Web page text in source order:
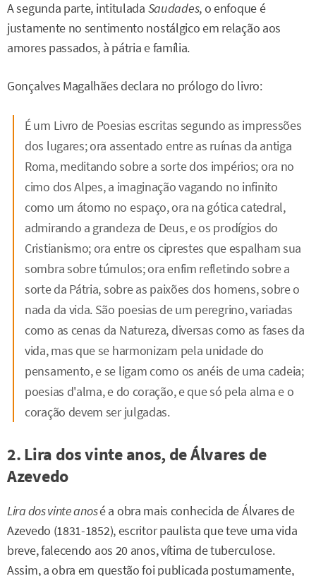
A segunda parte, intitulada Saudades, o enfoque é
justamente no sentimento nostálgico em relação aos
amores passados, à pátria e família.
Gonçalves Magalhães declara no prólogo do livro:
É um Livro de Poesias escritas segundo as impressões
dos lugares; ora assentado entre as ruínas da antiga
Roma, meditando sobre a sorte dos impérios; ora no
cimo dos Alpes, a imaginação vagando no infinito
como um átomo no espaço, ora na gótica catedral,
admirando a grandeza de Deus, e os prodígios do
Cristianismo; ora entre os ciprestes que espalham sua
sombra sobre túmulos; ora enfim refletindo sobre a
sorte da Pátria, sobre as paixões dos homens, sobre o
nada da vida. São poesias de um peregrino, variadas
como as cenas da Natureza, diversas como as fases da
vida, mas que se harmonizam pela unidade do
pensamento, e se ligam como os anéis de uma cadeia;
poesias d'alma, e do coração, e que só pela alma e o
coração devem ser julgadas.
2. Lira dos vinte anos, de Álvares de
Azevedo
Lira dos vinte anosé a obra mais conhecida de Álvares de
Azevedo (1831-1852), escritor paulista que teve uma vida
breve, falecendo aos 20 anos, vítima de tuberculose.
Assim, a obra em questão foi publicada postumamente,